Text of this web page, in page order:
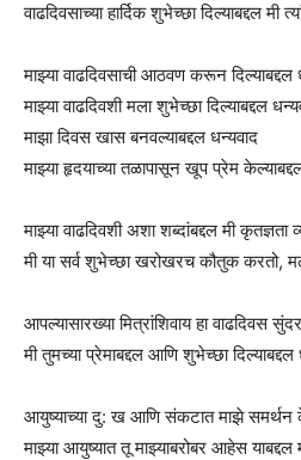
वाढदिवसाच्या हार्दिक शुभेच्छा दिल्याबद्दल मी
माझ्या वाढदिवसाची आठवण करून दिल्याबद्दल
माझ्या वाढदिवशी मला शुभेच्छा दिल्याबद्दल
माझा दिवस खास बनवल्याबद्दल धन्यवाद
माझ्या हृदयाच्या तळापासून खूप प्रेम
माझ्या वाढदिवशी अशा शब्दांबद्दल मी
मी या सर्व शुभेच्छा खरोखरच कौतुक करतो,
आपल्यासारख्या मित्रांशिवाय हा वाढदिवस
मी तुमच्या प्रेमाबद्दल आणि शुभेच्छा
आयुष्याच्या दु: ख आणि संकटात माझे समर्थन
माझ्या आयुष्यात तू माझ्याबरोबर आहेस